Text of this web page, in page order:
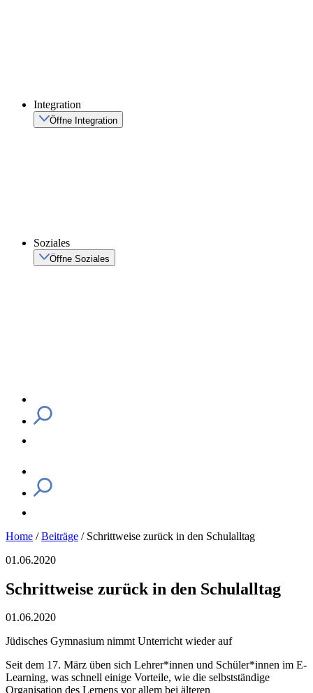
Integration
Öffne Integration
Soziales
Öffne Soziales
Home /Beiträge / Schrittweise zurück in den Schulalltag
01.06.2020
Schrittweise zurück in den Schulalltag
01.06.2020
Jüdisches Gymnasium nimmt Unterricht wieder auf
Seit dem 17. März üben sich Lehrer*innen und Schüler*innen im E-
Learning, was schnell einige Vorteile, wie die selbstständige
Organisation des Lernens vor allem bei älteren